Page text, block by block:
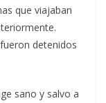
que viajaban
detenidos
sano y salvo a